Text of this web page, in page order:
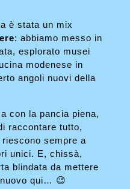
è stata un mix
: abbiamo messo in
esplorato musei
modenese in
angoli nuovi della
con la pancia piena,
raccontare tutto,
sempre a
unici. E, chissà,
blindata da mettere
qui… 😉